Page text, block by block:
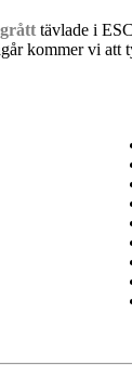
grått tävlade i
kommer vi att